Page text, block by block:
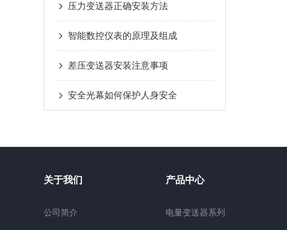
压力变送器正确安装方法
智能数控仪表的原理及组成
差压变送器安装注意事项
安全光幕如何保护人身安全
关于我们
公司简介
产品中心
电量变送器系列